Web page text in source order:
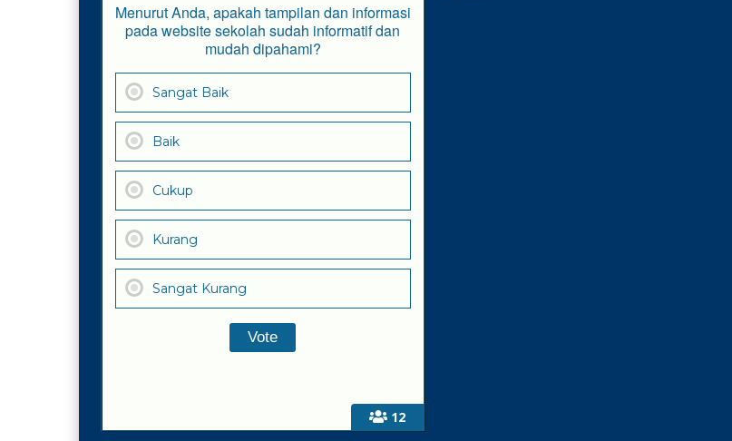
12
Menurut Anda, apakah tampilan dan informasi
pada website sekolah sudah informatif dan
mudah dipahami?
Sangat Baik
Baik
Cukup
Kurang
Sangat Kurang